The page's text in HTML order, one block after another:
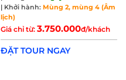
| Khởi hành: Mùng 2, mùng 4 (Âm
lịch)
Giá chỉ từ: 3.750.000đ/khách
ĐẶT TOUR NGAY